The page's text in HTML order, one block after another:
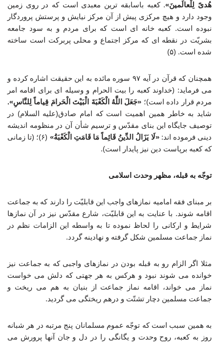
هُدیً لِلْعالَمینَ». کعبه باسابقه‌ ترین معبدی است که در روی زمین
وجود دارد و هیچ مرکزی پیش از آن مرکز نیایش و پرستش پروردگار
نبوده است. کعبه خانه‌ ای است که برای مردم و به سود جامعه
بشریّت در نقطه‌ ای که مرکز اجتماع و محلی پربرکت است ساخته
شده است. (۵)
همچنان که قرآن در آیه ۹۷ سوره مائده به این حقیقت اشاره کرده و
می فرماید: (خداوند کعبه را بیت الحرام و وسیله‌ ای برای اقامه امر
مردم قرار داده است)؛ «جَعَلَ اللَّهُ الْکَعْبَةَ الْبَیْتَ الْحَرامَ قِیاماً لِلنَّاسِ».
شاید به خاطر همین اهمیت است که امام صادق(علیه السلام) در
توصیف جایگاه این بنای مقدّس و ترسیم شأن آن در منظومه اندیشه
دینی فرموده اند:«لَا یَزَالُ الدِّینُ قَائِماً مَا قَامَتِ الْکَعْبَةُ»
(۶)؛ (تا زمانی
که کعبه برپاست دین نیز پایدار است).
توجّه به قبله، مظهر وحدت اسلامی
بر مبنای فقه امامیه نمازهای واجب این قابلیّت را دارند که به جماعت
اقامه شوند. با عنایت به این قابلیّت، شارع مقدّس نیز در آن نمازها
شرایط و ارکانی را لحاظ نموده تا به‌ واسطه این الزامات نظم در
نماز جماعت مسلمین شکل گرفته و نهادینه گردد.
مثلا اگر الزام رو به قبله بودن در نمازهای واجبی که به جماعت نیز
خوانده می‌ شوند نبود و هرکس به هر جهتی که دلش می خواست
نماز می خواند، اقامه نماز جماعت از بنیان به هم می ریخت و
جماعت مسلمین دچار تشتّت و درهم ریختگی می گردید.
به همین سبب است که توجّه عموم مسلمانان پنج مرتبه در هر شبانه
روز به کعبه، روح وحدت و یگانگی را در دل و جان آنها پرورش می